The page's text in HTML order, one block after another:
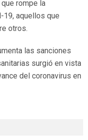
rompe la
19, aquellos que
otros.
las sanciones
surgió en vista
del coronavirus en